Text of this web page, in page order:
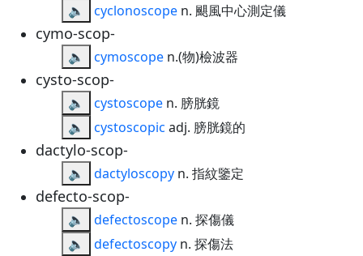
🔈 cyclonoscope n. 颶風中心測定儀
cymo-scop-
🔈 cymoscope n.(物)檢波器
cysto-scop-
🔈 cystoscope n. 膀胱鏡
🔈
cystoscopic adj. 膀胱鏡的
dactylo-scop-
🔈 dactyloscopy n. 指紋鑒定
defecto-scop-
🔈 defectoscope n. 探傷儀
🔈
defectoscopy n. 探傷法